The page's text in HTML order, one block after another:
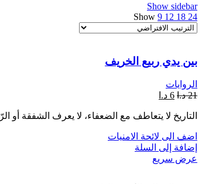
Show sidebar
Show 9 12 18 24
بين يدي ربيع الخريف
الروايات
21 د.ا 6 د.ا
التاريخ لا يتعاطف مع الضعفاء، لا يعرف الشفقة أو
اضف الى لائحة الامنيات
إضافة إلى السلة
عرض سريع